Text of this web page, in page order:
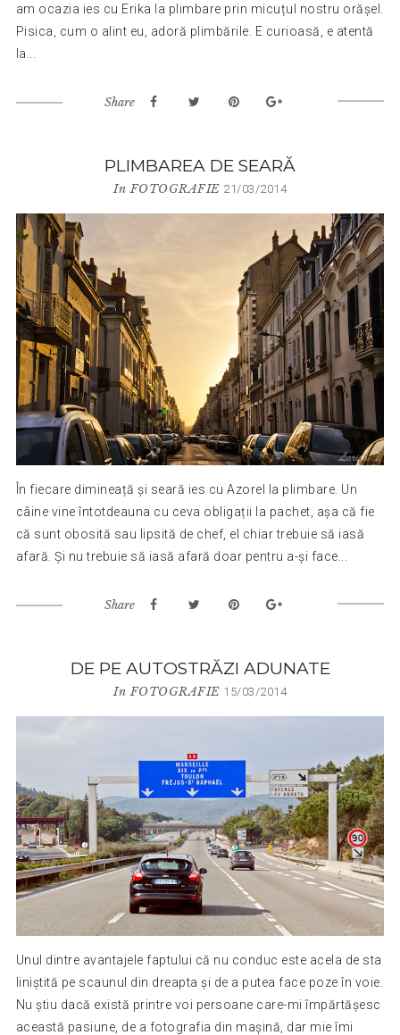
am ocazia ies cu Erika la plimbare prin micuțul nostru orășel.
Pisica, cum o alint eu, adoră plimbările. E curioasă, e atentă
la...
Share
PLIMBAREA DE SEARĂ
InFOTOGRAFIE 21/03/2014
În fiecare dimineață și seară ies cu Azorel la plimbare. Un
câine vine întotdeauna cu ceva obligații la pachet, așa că fie
că sunt obosită sau lipsită de chef, el chiar trebuie să iasă
afară. Și nu trebuie să iasă afară doar pentru a-și face...
Share
DE PE AUTOSTRĂZI ADUNATE
InFOTOGRAFIE 15/03/2014
Unul dintre avantajele faptului că nu conduc este acela de sta
liniștită pe scaunul din dreapta și de a putea face poze în voie.
Nu știu dacă există printre voi persoane care-mi împărtășesc
această pasiune, de a fotografia din mașină, dar mie îmi